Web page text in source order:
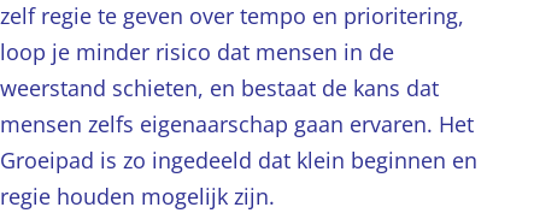
zelf regie te geven over tempo en prioritering,
loop je minder risico dat mensen in de
weerstand schieten, en bestaat de kans dat
mensen zelfs eigenaarschap gaan ervaren. Het
Groeipad is zo ingedeeld dat klein beginnen en
regie houden mogelijk zijn.